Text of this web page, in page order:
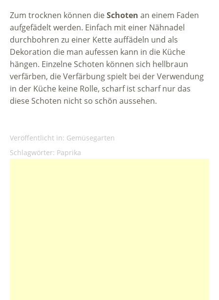
Zum trocknen können dieSchoten an einem Faden
aufgefädelt werden. Einfach mit einer Nähnadel
durchbohren zu einer Kette auffädeln und als
Dekoration die man aufessen kann in die Küche
hängen. Einzelne Schoten können sich hellbraun
verfärben, die Verfärbung spielt bei der Verwendung
in der Küche keine Rolle, scharf ist scharf nur das
diese Schoten nicht so schön aussehen.
Veröffentlicht in: Gemüsegarten
Schlagwörter: Paprika